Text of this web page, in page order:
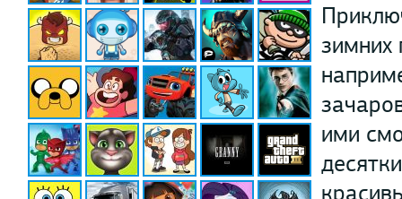
зимних
ими